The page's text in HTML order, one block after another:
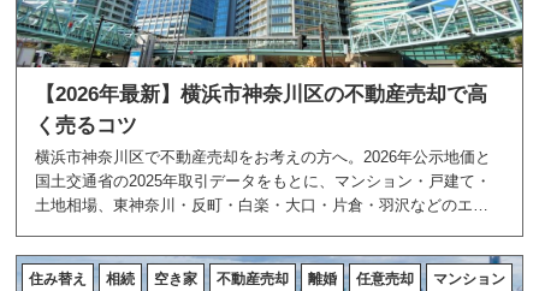
【2026年最新】横浜市神奈川区の不動産売却で高
く売るコツ
横浜市神奈川区で不動産売却をお考えの方へ。2026年公示地価と
国土交通省の2025年取引データをもとに、マンション・戸建て・
土地相場、東神奈川・反町・白楽・大口・片倉・羽沢などのエリ
ます。
住み替え 相続 空き家 不動産売却 離婚 任意売却 マンション